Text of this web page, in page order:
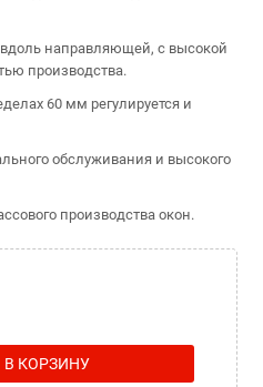
вдоль направляющей, с высокой
производства.
60 мм регулируется и
обслуживания и высокого
производства окон.
В КОРЗИНУ